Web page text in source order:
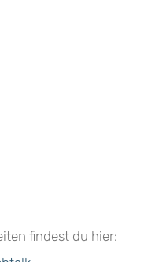
findest du hier: